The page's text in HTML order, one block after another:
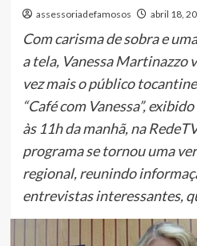
assessoriadefamosos abril 18,
Com carisma de sobra e
a tela, Vanessa Martinazzo
vez mais o público
“Café com Vanessa”,
às 11h da manhã, na
programa se tornou uma
regional, reunindo
entrevistas interessantes,